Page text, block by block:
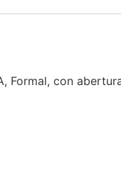
Formal, con